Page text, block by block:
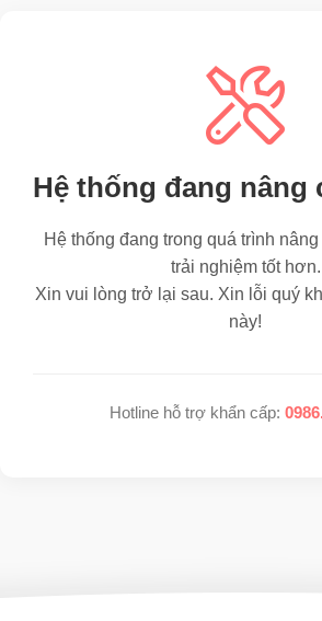
Hệ thống đang nâng
Hệ thống đang trong quá trình
trải nghiệm tốt hơn.
Xin vui lòng trở lại sau. Xin lỗi quý
này!
Hotline hỗ trợ khẩn cấp: